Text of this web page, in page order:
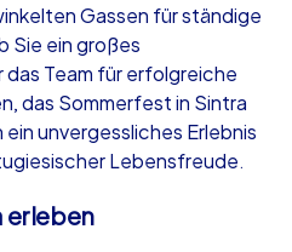
Sintra
Gassen für ständige
Sie ein großes
das Team für erfolgreiche
das Sommerfest in Sintra
unvergessliches Erlebnis
Lebensfreude.
erleben